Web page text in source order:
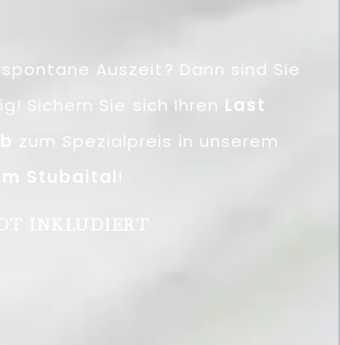
Auszeit? Dann sind Sie
Sichern Sie sich Ihren Last
zum Spezialpreis in unserem
Stubaital!
INKLUDIERT